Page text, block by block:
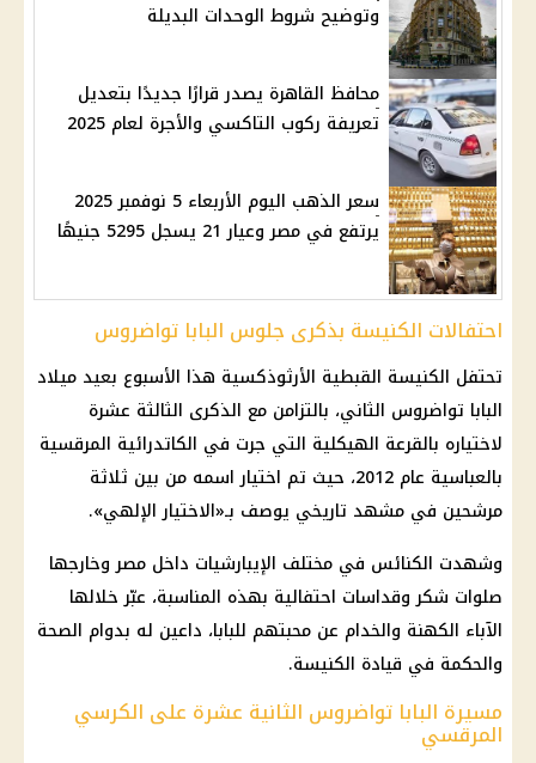
وتوضيح شروط الوحدات البديلة
محافظ القاهرة يصدر قرارًا جديدًا بتعديل
تعريفة ركوب التاكسي والأجرة لعام 2025
سعر الذهب اليوم الأربعاء 5 نوفمبر 2025
يرتفع في مصر وعيار 21 يسجل 5295 جنيهًا
احتفالات الكنيسة بذكرى جلوس البابا تواضروس
تحتفل الكنيسة القبطية الأرثوذكسية هذا الأسبوع بعيد ميلاد
البابا تواضروس الثاني، بالتزامن مع الذكرى الثالثة عشرة
لاختياره بالقرعة الهيكلية التي جرت في الكاتدرائية المرقسية
بالعباسية عام 2012، حيث تم اختيار اسمه من بين ثلاثة
مرشحين في مشهد تاريخي يوصف بـ«الاختيار الإلهي».
وشهدت الكنائس في مختلف الإيبارشيات داخل مصر وخارجها
صلوات شكر وقداسات احتفالية بهذه المناسبة، عبّر خلالها
الآباء الكهنة والخدام عن محبتهم للبابا، داعين له بدوام الصحة
والحكمة في قيادة الكنيسة.
مسيرة البابا تواضروس الثانية عشرة على الكرسي
المرقسي